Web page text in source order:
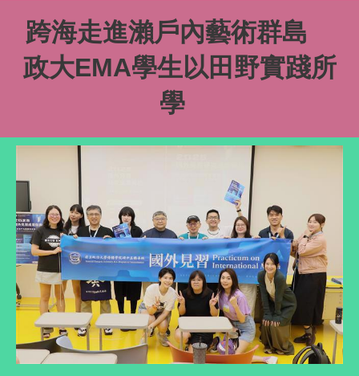
跨海走進瀨戶內藝術群島
政大EMA學生以田野實踐所
學